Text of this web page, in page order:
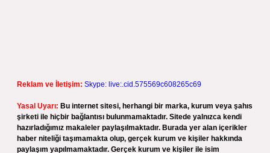
Reklam ve İletişim: Skype: live:.cid.575569c608265c69
Yasal Uyarı: Bu internet sitesi, herhangi bir marka, kurum veya şahıs
şirketi ile hiçbir bağlantısı bulunmamaktadır. Sitede yalnızca kendi
hazırladığımız makaleler paylaşılmaktadır. Burada yer alan içerikler
haber niteliği taşımamakta olup, gerçek kurum ve kişiler hakkında
paylaşım yapılmamaktadır. Gerçek kurum ve kişiler ile isim